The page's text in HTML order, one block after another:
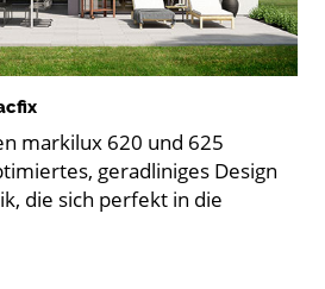
markilux 620 und 625
geradliniges Design
die sich perfekt in die